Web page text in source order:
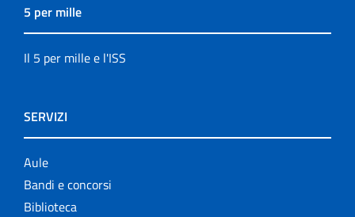
5 per mille
Il 5 per mille e l'ISS
SERVIZI
Aule
Bandi e concorsi
Biblioteca